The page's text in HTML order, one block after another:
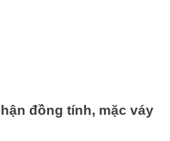
đồng tính, mặc váy